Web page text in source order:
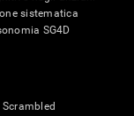
sistematica
SG4D
Scrambled